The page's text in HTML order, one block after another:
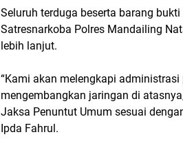
Seluruh terduga beserta barang
Satresnarkoba Polres Mandailing
lebih lanjut.
“Kami akan melengkapi
mengembangkan jaringan di
Jaksa Penuntut Umum sesuai
Ipda Fahrul.